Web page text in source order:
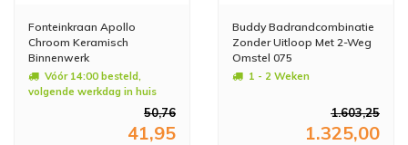
Fonteinkraan Apollo
Chroom Keramisch
Binnenwerk
Vóór 14:00 besteld,
volgende werkdag in huis
50,76
41,95
Buddy Badrandcombinatie
Zonder Uitloop Met 2-Weg
Omstel 075
1 - 2 Weken
1.603,25
1.325,00